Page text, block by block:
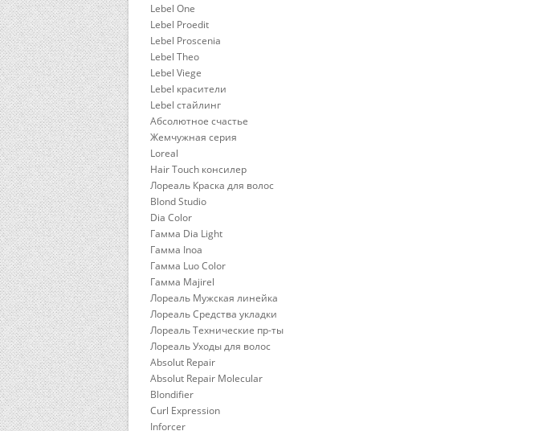
Lebel One
Lebel Proedit
Lebel Proscenia
Lebel Theo
Lebel Viege
Lebel красители
Lebel стайлинг
Абсолютное счастье
Жемчужная серия
Loreal
Hair Touch консилер
Лореаль Краска для волос
Blond Studio
Dia Color
Гамма Dia Light
Гамма Inoa
Гамма Luo Color
Гамма Majirel
Лореаль Мужская линейка
Лореаль Средства укладки
Лореаль Технические пр-ты
Лореаль Уходы для волос
Absolut Repair
Absolut Repair Molecular
Blondifier
Curl Expression
Inforcer